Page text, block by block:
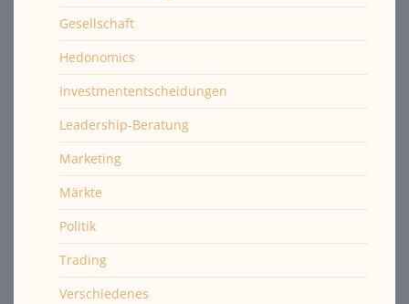
Gesellschaft
Hedonomics
Investmententscheidungen
Leadership-Beratung
Marketing
Märkte
Politik
Trading
Verschiedenes